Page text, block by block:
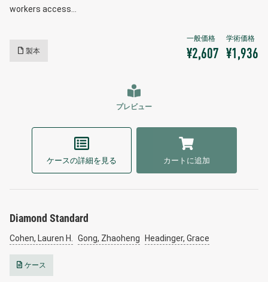
workers access…
製本 ¥2,607 ¥1,936
プレビュー
ケースの詳細を見る カートに追加
Diamond Standard
Cohen, Lauren H. Gong, Zhaoheng Headinger, Grace
ケース